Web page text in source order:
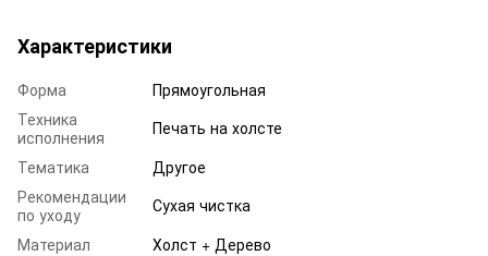
Характеристики
Форма
Прямоугольная
Техника
исполнения
Печать на холсте
Тематика
Другое
Рекомендации
по уходу
Сухая чистка
Материал
Холст + Дерево